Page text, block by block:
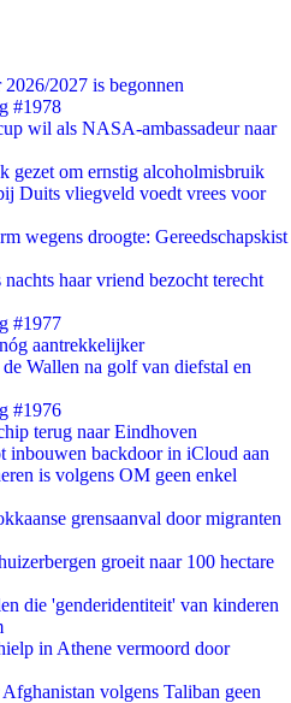
2027 is begonnen
#1978
wil als NASA-ambassadeur naar
gezet om ernstig alcoholmisbruik
Duits vliegveld voedt vrees voor
wegens droogte: Gereedschapskist
haar vriend bezocht terecht
#1977
aantrekkelijker
Wallen na golf van diefstal en
#1976
terug naar Eindhoven
inbouwen backdoor in iCloud aan
is volgens OM geen enkel
grensaanval door migranten
groeit naar 100 hectare
die 'genderidentiteit' van kinderen
in Athene vermoord door
volgens Taliban geen